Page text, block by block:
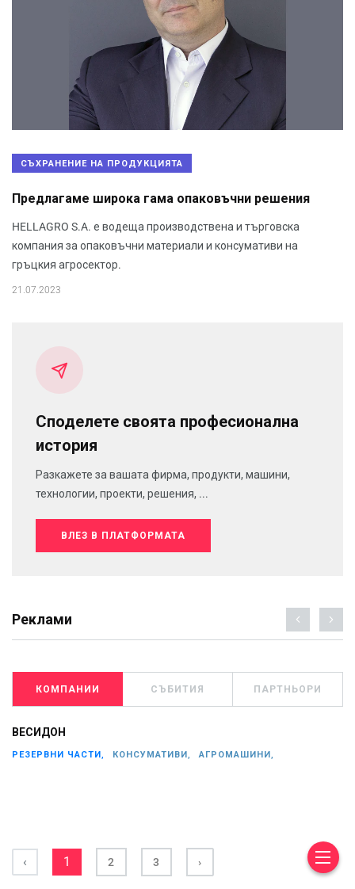
СЪХРАНЕНИЕ НА ПРОДУКЦИЯТА
Предлагаме широка гама опаковъчни решения
HELLAGRO S.A. е водеща производствена и търговска
компания за опаковъчни материали и консумативи на
гръцкия агросектор.
21.07.2023
Споделете своята професионална
история
Разкажете за вашата фирма, продукти, машини,
технологии, проекти, решения, ...
ВЛЕЗ В ПЛАТФОРМАТА
Реклами
КОМПАНИИ СЪБИТИЯ ПАРТНЬОРИ
ВЕСИДОН
РЕЗЕРВНИ ЧАСТИ, КОНСУМАТИВИ, АГРОМАШИНИ,
‹ 1 2 3 ›